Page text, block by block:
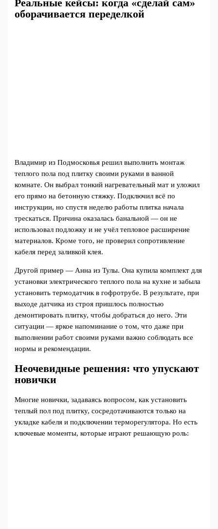
Реальные кейсы: когда «сделай сам»
оборачивается переделкой
Владимир из Подмосковья решил выполнить монтаж
теплого пола под плитку своими руками в ванной
комнате. Он выбрал тонкий нагревательный мат и уложил
его прямо на бетонную стяжку. Подключил всё по
инструкции, но спустя неделю работы плитка начала
трескаться. Причина оказалась банальной — он не
использовал подложку и не учёл тепловое расширение
материалов. Кроме того, не проверил сопротивление
кабеля перед заливкой клея.
Другой пример — Анна из Тулы. Она купила комплект для
установки электрического теплого пола на кухне и забыла
установить термодатчик в гофротрубе. В результате, при
выходе датчика из строя пришлось полностью
демонтировать плитку, чтобы добраться до него. Эти
ситуации — яркое напоминание о том, что даже при
выполнении работ своими руками важно соблюдать все
нормы и рекомендации.
Неочевидные решения: что упускают
новички
Многие новички, задаваясь вопросом, как установить
теплый пол под плитку, сосредотачиваются только на
укладке кабеля и подключении терморегулятора. Но есть
ключевые моменты, которые играют решающую роль: